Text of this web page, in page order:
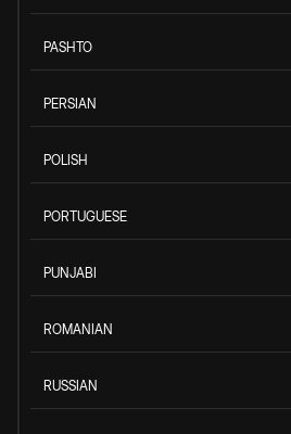
PASHTO
PERSIAN
POLISH
PORTUGUESE
PUNJABI
ROMANIAN
RUSSIAN